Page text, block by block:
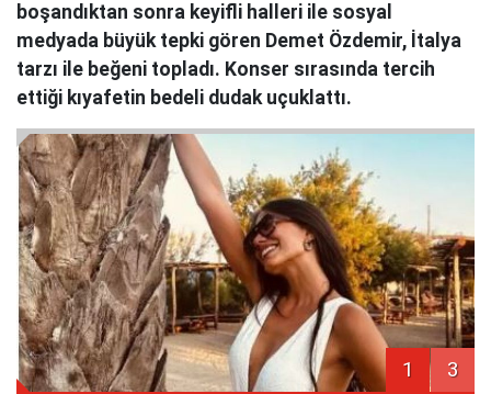
boşandıktan sonra keyifli halleri ile sosyal
medyada büyük tepki gören Demet Özdemir, İtalya
tarzı ile beğeni topladı. Konser sırasında tercih
ettiği kıyafetin bedeli dudak uçuklattı.
1 3